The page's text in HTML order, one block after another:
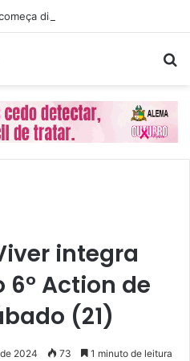
dia 1º de dezembro
integra
Action de
(21)
2024 73 1 minuto de leitura